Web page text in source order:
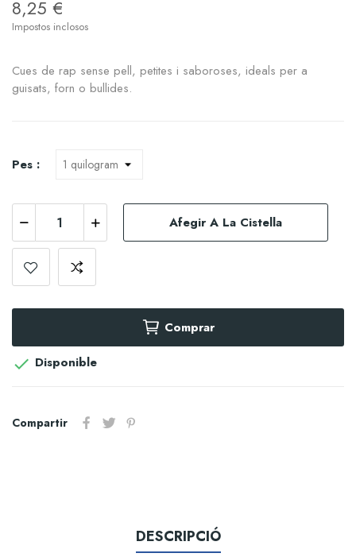
8,25 €
Impostos inclosos
Cues de rap sense pell, petites i saboroses, ideals per a
guisats, forn o bullides.
Pes :
Afegir A La Cistella
Comprar
 Disponible
Compartir
DESCRIPCIÓ